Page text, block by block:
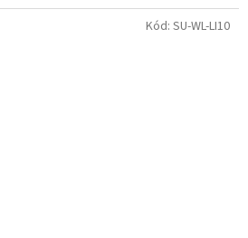
Kód: SU-WL-LI10